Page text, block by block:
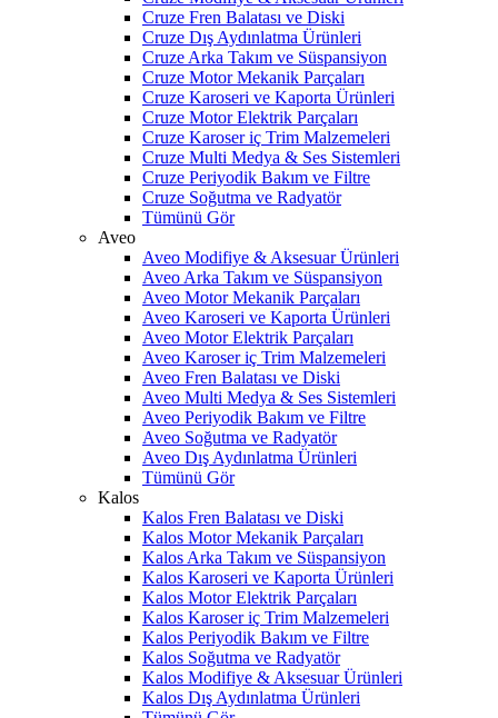
Cruze Fren Balatası ve Diski
Cruze Dış Aydınlatma Ürünleri
Cruze Arka Takım ve Süspansiyon
Cruze Motor Mekanik Parçaları
Cruze Karoseri ve Kaporta Ürünleri
Cruze Motor Elektrik Parçaları
Cruze Karoser iç Trim Malzemeleri
Cruze Multi Medya & Ses Sistemleri
Cruze Periyodik Bakım ve Filtre
Cruze Soğutma ve Radyatör
Tümünü Gör
Aveo
Aveo Modifiye & Aksesuar Ürünleri
Aveo Arka Takım ve Süspansiyon
Aveo Motor Mekanik Parçaları
Aveo Karoseri ve Kaporta Ürünleri
Aveo Motor Elektrik Parçaları
Aveo Karoser iç Trim Malzemeleri
Aveo Fren Balatası ve Diski
Aveo Multi Medya & Ses Sistemleri
Aveo Periyodik Bakım ve Filtre
Aveo Soğutma ve Radyatör
Aveo Dış Aydınlatma Ürünleri
Tümünü Gör
Kalos
Kalos Fren Balatası ve Diski
Kalos Motor Mekanik Parçaları
Kalos Arka Takım ve Süspansiyon
Kalos Karoseri ve Kaporta Ürünleri
Kalos Motor Elektrik Parçaları
Kalos Karoser iç Trim Malzemeleri
Kalos Periyodik Bakım ve Filtre
Kalos Soğutma ve Radyatör
Kalos Modifiye & Aksesuar Ürünleri
Kalos Dış Aydınlatma Ürünleri